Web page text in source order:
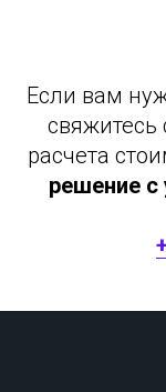
Если вам
свяжитесь
расчета
решение с